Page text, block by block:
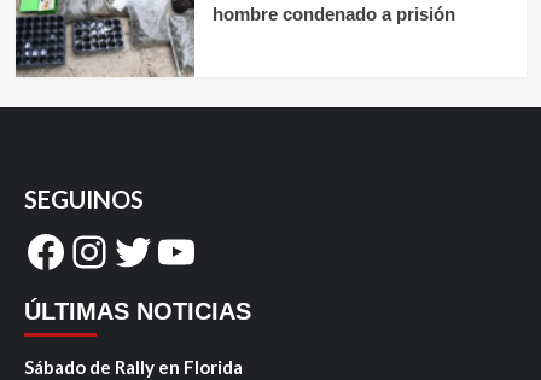
hombre condenado a prisión
SEGUINOS
Facebook
Instagram
Twitter
YouTube
ÚLTIMAS NOTICIAS
Sábado de Rally en Florida